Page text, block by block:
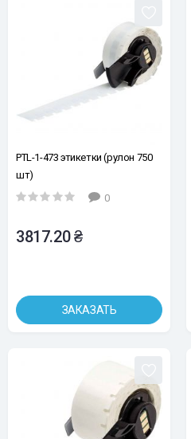
PTL-1-473 этикетки (рулон 750
шт)
0
3817.20 ₴
ЗАКАЗАТЬ